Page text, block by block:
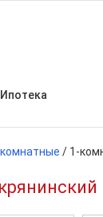
Ипотека
/ 1-